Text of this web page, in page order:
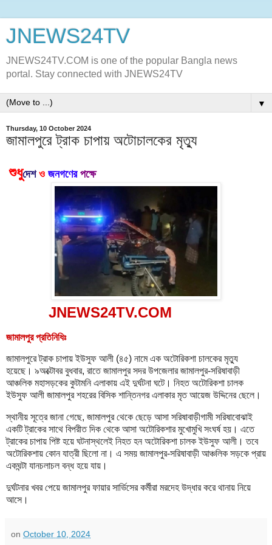
JNEWS24TV
JNEWS24TV.COM is one of the popular Bangla news
portal. Stay connected with JNEWS24TV
▼
Thursday, 10 October 2024
জামালপুরে ট্রাক চাপায় অটোচালকের মৃত্যু
শুধুদেশও জনগণের পক্ষে
JNEWS24TV.COM
জামালপুর প্রতিনিধিঃ
জামালপুরে ট্রাক চাপায় ইউসুফ আলী (৪৫) নামে এক অটোরিকশা চালকের মৃত্যু
হয়েছে। ৯অক্টোবর বুধবার, রাতে জামালপুর সদর উপজেলার জামালপুর-সরিষাবাড়ী
আঞ্চলিক মহাসড়কের কুটামনি এলাকায় এই দুর্ঘটনা ঘটে। নিহত অটোরিকশা চালক
ইউসুফ আলী জামালপুর শহরের বিসিক শান্তিনগর এলাকার মৃত আয়েজ উদ্দিনের ছেলে।
স্থানীয় সূত্রে জানা গেছে, জামালপুর থেকে ছেড়ে আসা সরিষাবাড়ীগামী সরিষাবোঝাই
একটি ট্রাকের সাথে বিপরীত দিক থেকে আসা অটোরিকশার মুখোমুখি সংঘর্ষ হয়। এতে
ট্রাকের চাপায় পিষ্ট হয়ে ঘটনাস্থলেই নিহত হন অটোরিকশা চালক ইউসুফ আলী। তবে
অটোরিকশায় কোন যাত্রী ছিলো না। এ সময় জামালপুর-সরিষাবাড়ী আঞ্চলিক সড়কে প্রায়
একঘন্টা যানচলাচল বন্ধ হয়ে যায়।
দুর্ঘটনার খবর পেয়ে জামালপুর ফায়ার সার্ভিসের কর্মীরা মরদেহ উদ্ধার করে থানায় নিয়ে
আসে।
on October 10, 2024